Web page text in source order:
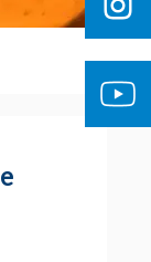
ÉGLISE